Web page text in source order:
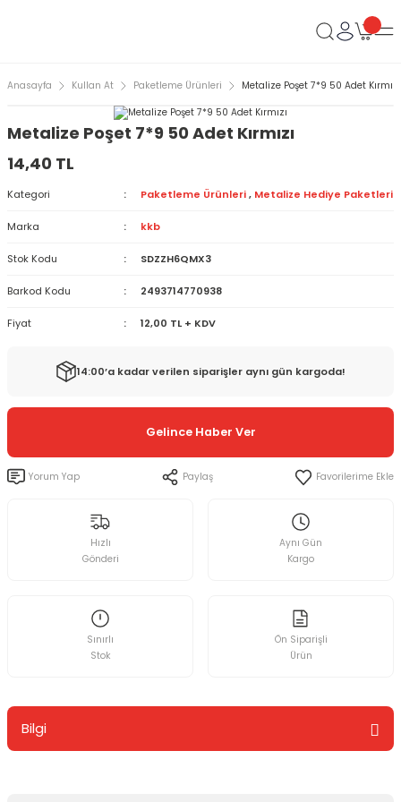
Anasayfa Kullan At Paketleme Ürünleri Metalize Poşet 7*9 50 Adet Kırmızı
Metalize Poşet 7*9 50 Adet Kırmızı
14,40 TL
Kategori Paketleme Ürünleri , Metalize Hediye Paketleri
Marka kkb
Stok Kodu SDZZH6QMX3
Barkod Kodu 2493714770938
Fiyat 12,00 TL + KDV
14:00’a kadar verilen siparişler aynı gün kargoda!
Gelince Haber Ver
Yorum Yap Paylaş
Hızlı
Gönderi
Aynı Gün
Kargo
Sınırlı
Stok
Ön Siparişli
Ürün
Bilgi